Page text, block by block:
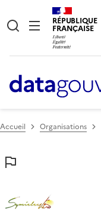
RÉPUBLIQUE
FRANÇAISE
Accueil Organisations